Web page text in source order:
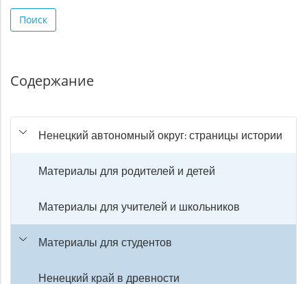
строку
для
Поиск
Содержание
Ненецкий автономный округ: страницы истории
Материалы для родителей и детей
Материалы для учителей и школьников
Материалы для студентов
Ненецкий край в древности